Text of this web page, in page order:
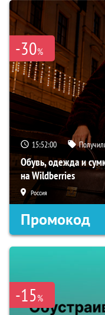
-30%
15:51:59
Обувь, одежда и
на Wildberries
Россия
Промокод
-15%